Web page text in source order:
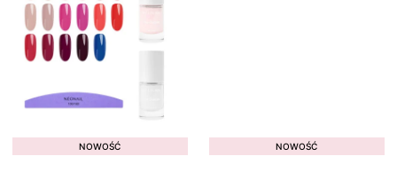
NOWOŚĆ NOWOŚĆ